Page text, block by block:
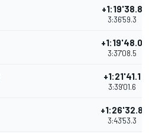
+1:19'38.8
3:36'59.3
+1:19'48.0
3:37'08.5
+1:21'41.1
3:39'01.6
+1:26'32.8
3:43'53.3